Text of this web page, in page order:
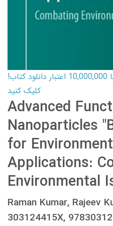
کارت اعتباری کتاب دانلود با 10,000,000 اعتبار دانلود کتاب!
کلیک کنید
Advanced
Nanoparticles
for
Applications:
Environmental
Raman Kumar, Rajeev
303124415X,